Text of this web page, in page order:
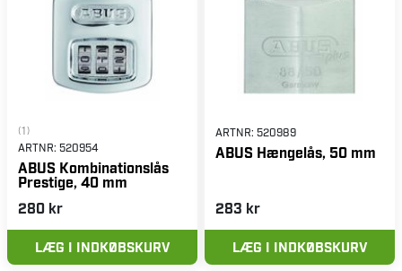
(1)
ARTNR: 520954
ABUS Kombinationslås
Prestige, 40 mm
280 kr
LÆG I INDKØBSKURV
ARTNR: 520989
ABUS Hængelås, 50 mm
283 kr
LÆG I INDKØBSKURV